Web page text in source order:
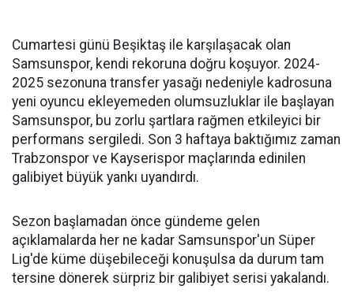
Cumartesi günü Beşiktaş ile karşılaşacak olan
Samsunspor, kendi rekoruna doğru koşuyor. 2024-
2025 sezonuna transfer yasağı nedeniyle kadrosuna
yeni oyuncu ekleyemeden olumsuzluklar ile başlayan
Samsunspor, bu zorlu şartlara rağmen etkileyici bir
performans sergiledi. Son 3 haftaya baktığımız zaman
Trabzonspor ve Kayserispor maçlarında edinilen
galibiyet büyük yankı uyandırdı.
Sezon başlamadan önce gündeme gelen
açıklamalarda her ne kadar Samsunspor'un Süper
Lig'de küme düşebileceği konuşulsa da durum tam
tersine dönerek sürpriz bir galibiyet serisi yakalandı.